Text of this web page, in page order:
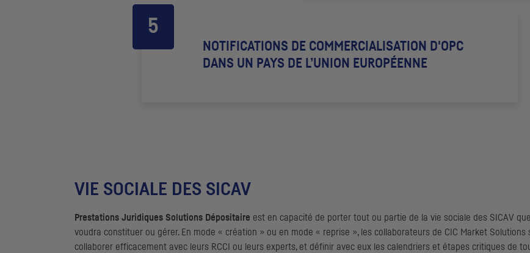
NOTIFICATIONS DE COMMERCIALISATION D'OPC
DANS UN PAYS DE L’UNION EUROPÉENNE
VIE SOCIALE DES SICAV
Prestations Juridiques Solutions Dépositaire est en capacité de porter tout ou partie de la vie sociale des SICAV
voudra constituer ou gérer. En mode « création » ou en mode « reprise », les collaborateurs de CIC Market Solutions
collaborer efficacement avec leurs RCCI ou leurs experts, et définir avec eux les calendriers et étapes critiques de